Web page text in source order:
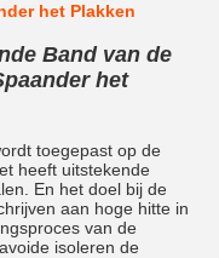
het Plakken
Band van de
het
toegepast op de
heeft uitstekende
En het doel bij de
aan hoge hitte in
van de
isoleren de